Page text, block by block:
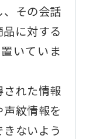
、その会話
に対する
いていま
れた情報
紋情報を
ないよう